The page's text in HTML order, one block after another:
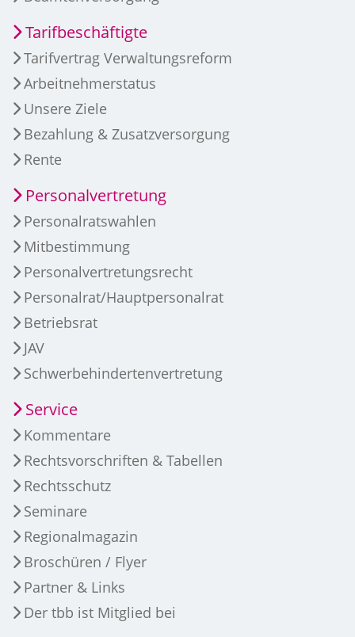
Tarifbeschäftigte
Tarifvertrag Verwaltungsreform
Arbeitnehmerstatus
Unsere Ziele
Bezahlung & Zusatzversorgung
Rente
Personalvertretung
Personalratswahlen
Mitbestimmung
Personalvertretungsrecht
Personalrat/Hauptpersonalrat
Betriebsrat
JAV
Schwerbehindertenvertretung
Service
Kommentare
Rechtsvorschriften & Tabellen
Rechtsschutz
Seminare
Regionalmagazin
Broschüren / Flyer
Partner & Links
Der tbb ist Mitglied bei